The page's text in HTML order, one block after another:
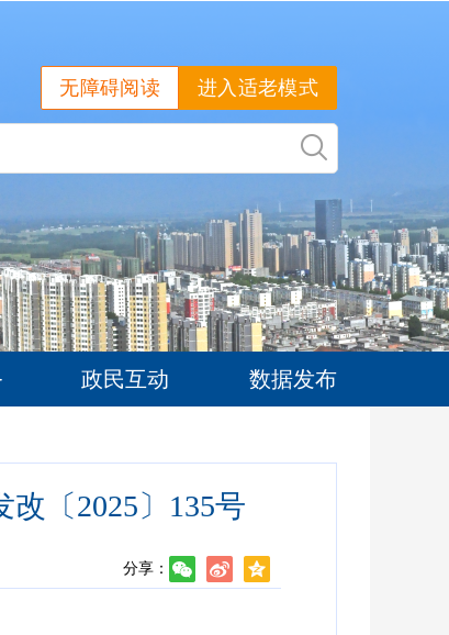
进入适老模式
无障碍阅读
政民互动 数据发布
〔2025〕135号
分享：